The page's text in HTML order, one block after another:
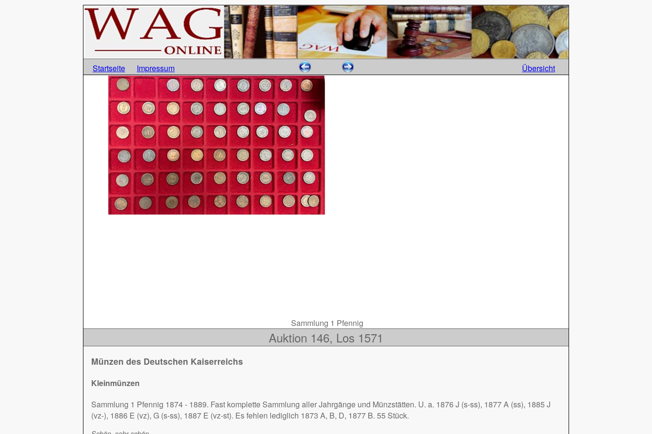
Startseite Impressum Übersicht
Sammlung 1 Pfennig
Auktion 146, Los 1571
Münzen des Deutschen Kaiserreichs
Kleinmünzen
Sammlung 1 Pfennig 1874 - 1889. Fast komplette Sammlung aller Jahrgänge und Münzstätten. U. a. 1876 J (s-ss), 1877 A (ss), 1885 J
(vz-), 1886 E (vz), G (s-ss), 1887 E (vz-st). Es fehlen lediglich 1873 A, B, D, 1877 B. 55 Stück.